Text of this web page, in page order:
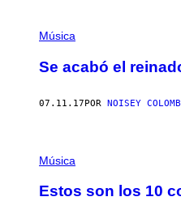
Música
Se acabó el
07.11.17POR NOISEY
Música
Estos son los 10